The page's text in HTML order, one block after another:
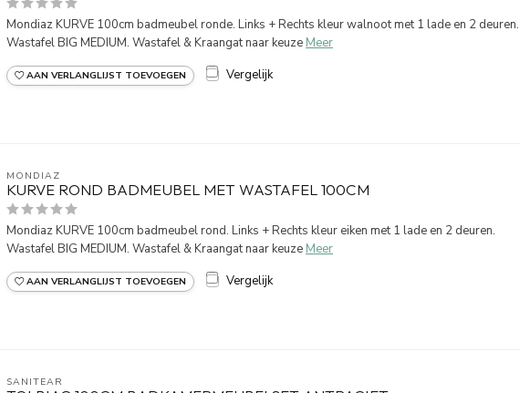
Mondiaz KURVE 100cm badmeubel ronde. Links + Rechts kleur walnoot met 1 lade en 2 deuren.
Wastafel BIG MEDIUM. Wastafel & Kraangat naar keuze Meer
AAN VERLANGLIJST TOEVOEGEN Vergelijk
MONDIAZ
KURVE ROND BADMEUBEL MET WASTAFEL 100CM
Mondiaz KURVE 100cm badmeubel rond. Links + Rechts kleur eiken met 1 lade en 2 deuren.
Wastafel BIG MEDIUM. Wastafel & Kraangat naar keuze Meer
AAN VERLANGLIJST TOEVOEGEN Vergelijk
SANITEAR